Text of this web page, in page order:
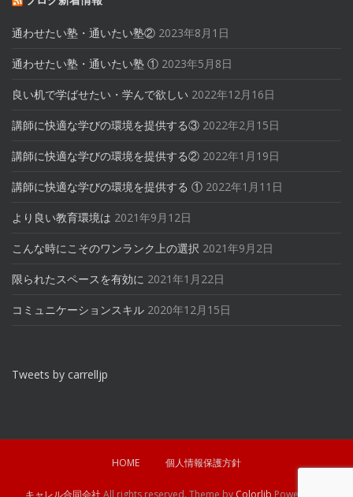
通わせたい塾・通いたい塾② 2023年8月1日
通わせたい塾・通いたい塾 ① 2023年5月8日
良い机で学ばせたい・学んで欲しい 2022年12月16日
講師に快適な学びの環境を提供する③ 2022年2月15日
講師に快適な学びの環境を提供する② 2022年1月19日
講師に快適な学びの環境を提供する ① 2022年1月11日
より良い教育環境は 2021年9月12日
こんな時にこそのワンランク上の選択 2021年9月2日
限られたスペースを有効に 2021年1月22日
コミュニケーションスキル 2020年12月15日
Tweets by carrelljp
HOME 個人情報保護方針
キャレル合同会社 All rights reserved. Theme by Colorlib Powered by